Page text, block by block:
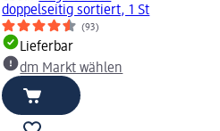
doppelseitig sortiert, 1 St
(93)
Lieferbar
dm Markt wählen